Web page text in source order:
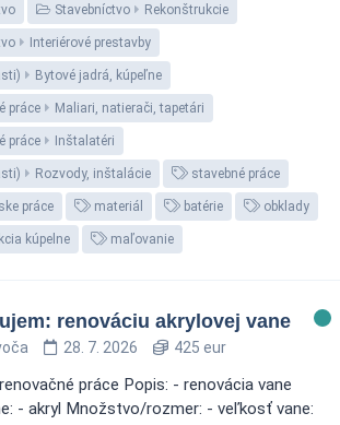
Stavebníctvo Rekonštrukcie
Interiérové prestavby
Bytové jadrá, kúpeľne
práce Maliari, natierači, tapetári
práce Inštalatéri
Rozvody, inštalácie stavebné práce
práce materiál batérie obklady
kúpelne maľovanie
renováciu akrylovej vane
28. 7. 2026 425 eur
práce Popis: - renovácia vane
- akryl Množstvo/rozmer: - veľkosť vane: